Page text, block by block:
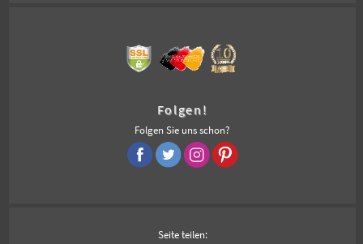
Folgen!
Folgen Sie uns schon?
Seite teilen: